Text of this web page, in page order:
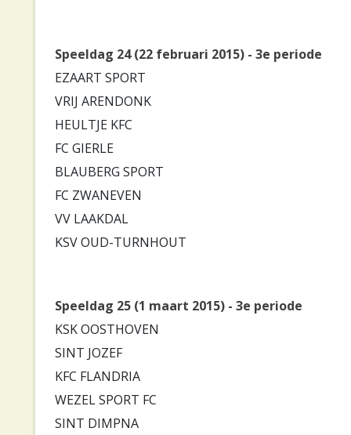
Speeldag 24 (22 februari 2015) - 3e periode
EZAART SPORT
VRIJ ARENDONK
HEULTJE KFC
FC GIERLE
BLAUBERG SPORT
FC ZWANEVEN
VV LAAKDAL
KSV OUD-TURNHOUT
Speeldag 25 (1 maart 2015) - 3e periode
KSK OOSTHOVEN
SINT JOZEF
KFC FLANDRIA
WEZEL SPORT FC
SINT DIMPNA